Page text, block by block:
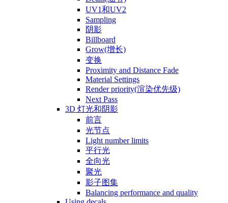
UV1和UV2
Sampling
阴影
Billboard
Grow(增长)
变换
Proximity and Distance Fade
Material Settings
Render priority(渲染优先级)
Next Pass
3D 灯光和阴影
前言
光节点
Light number limits
平行光
全向光
聚光
影子图集
Balancing performance and quality